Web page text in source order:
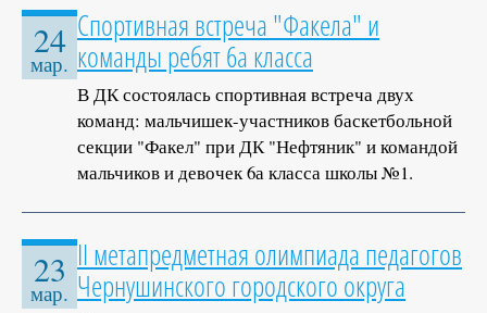
24
мар.
Спортивная встреча "Факела" и
команды ребят 6а класса
В ДК состоялась спортивная встреча двух
команд: мальчишек-участников баскетбольной
секции "Факел" при ДК "Нефтяник" и командой
мальчиков и девочек 6а класса школы №1.
23
мар.
II метапредметная олимпиада педагогов
Чернушинского городского округа